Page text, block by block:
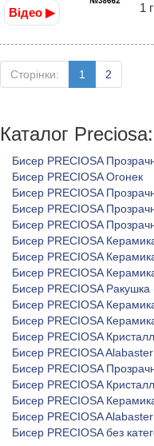
Відео ▶ 1 г
Сторінки: 1 2
Каталог Preciosa:
Бисер PRECIOSA
Бисер PRECIOSA Огонек
Бисер PRECIOSA
Бисер PRECIOSA
Бисер PRECIOSA
Бисер PRECIOSA
Бисер PRECIOSA
Бисер PRECIOSA
Бисер PRECIOSA
Бисер PRECIOSA
Бисер PRECIOSA
Бисер PRECIOSA
Бисер PRECIOSA
Бисер PRECIOSA
Бисер PRECIOSA
Бисер PRECIOSA
Бисер PRECIOSA
Бисер PRECIOSA без